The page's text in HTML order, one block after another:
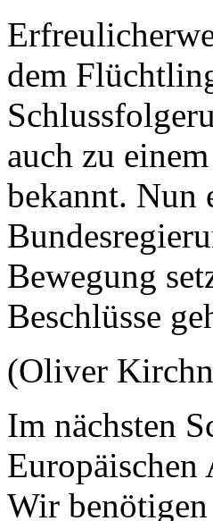
dem
auch zu
bekannt. Nun
Bewegung
Beschlüsse
(Oliver
Im nächsten
Europäischen
Wir benötigen